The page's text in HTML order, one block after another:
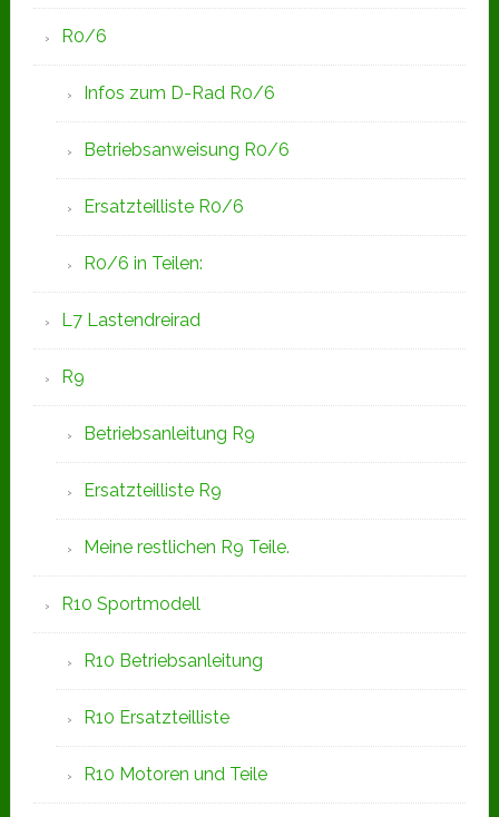
R0/6
Infos zum D-Rad R0/6
Betriebsanweisung R0/6
Ersatzteilliste R0/6
R0/6 in Teilen:
L7 Lastendreirad
R9
Betriebsanleitung R9
Ersatzteilliste R9
Meine restlichen R9 Teile.
R10 Sportmodell
R10 Betriebsanleitung
R10 Ersatzteilliste
R10 Motoren und Teile